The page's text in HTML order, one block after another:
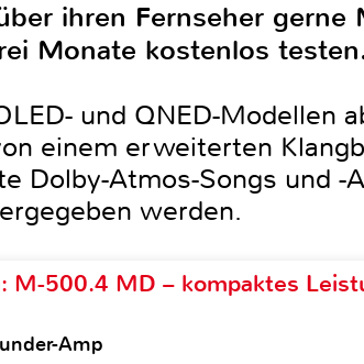
ihren Fernseher gerne
Monate kostenlos
und QNED-Modellen
einem erweiterten
Dolby-Atmos-Songs und -
werden.
M-500.4 MD – kompaktes
Amp